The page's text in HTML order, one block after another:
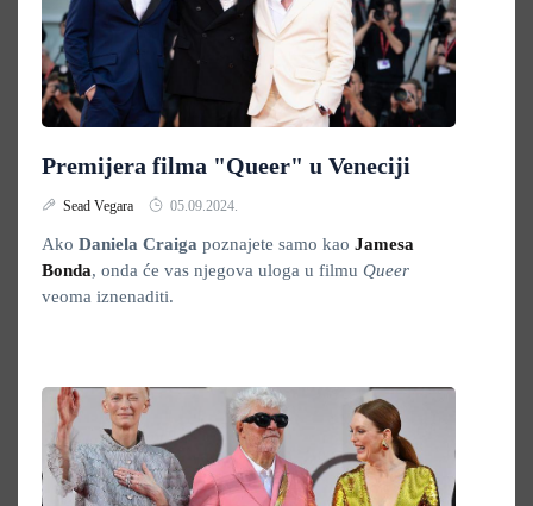
Premijera filma "Queer" u Veneciji
Sead Vegara 05.09.2024.
Ako Daniela Craiga poznajete samo kao Jamesa
Bonda, onda će vas njegova uloga u filmu Queer
veoma iznenaditi.